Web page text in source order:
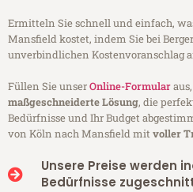
Ermitteln Sie schnell und einfach,
Mansfield kostet, indem Sie bei
unverbindlichen Kostenvoranschlag
Füllen Sie unserOnline-Formular
maßgeschneiderte Lösung, die
Bedürfnisse und Ihr Budget
von Köln nach Mansfield mitvoller
Unsere Preise werden
Bedürfnisse